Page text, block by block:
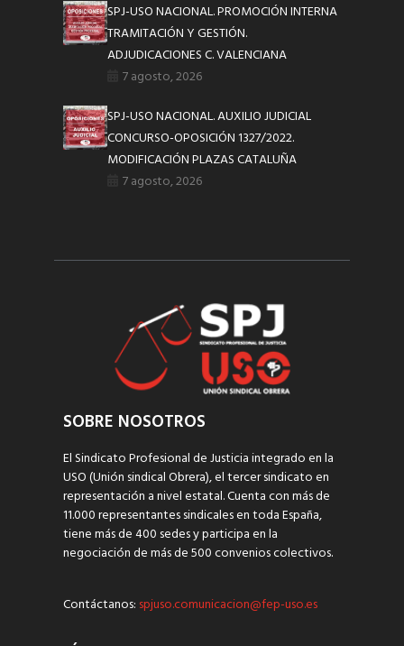
SPJ-USO NACIONAL. PROMOCIÓN INTERNA
TRAMITACIÓN Y GESTIÓN.
ADJUDICACIONES C. VALENCIANA
7 agosto, 2026
SPJ-USO NACIONAL. AUXILIO JUDICIAL
CONCURSO-OPOSICIÓN 1327/2022.
MODIFICACIÓN PLAZAS CATALUÑA
7 agosto, 2026
SOBRE NOSOTROS
El Sindicato Profesional de Justicia integrado en la
USO (Unión sindical Obrera), el tercer sindicato en
representación a nivel estatal. Cuenta con más de
11.000 representantes sindicales en toda España,
tiene más de 400 sedes y participa en la
negociación de más de 500 convenios colectivos.
Contáctanos: spjuso.comunicacion@fep-uso.es